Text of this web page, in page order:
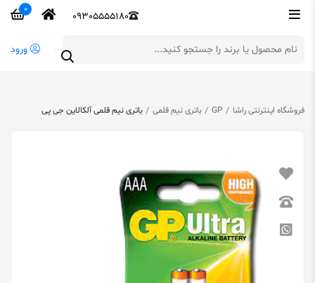
09305555180
0
ورود
فروشگاه اینترنتی راشا GP باتری نیم قلمی باتری نیم قلمی آلکالاین جی پی